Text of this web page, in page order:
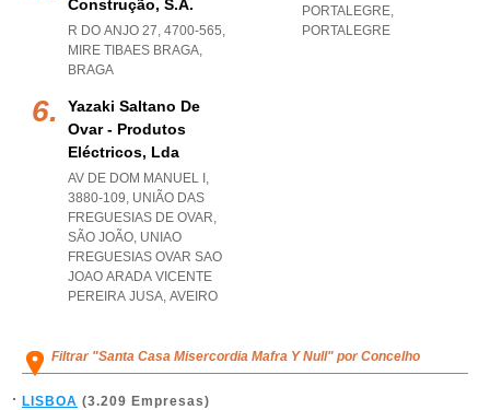
Construção, S.a.
R DO ANJO 27, 4700-565,
MIRE TIBAES BRAGA,
BRAGA
Yazaki Saltano De
Ovar - Produtos
Eléctricos, Lda
AV DE DOM MANUEL I,
3880-109, UNIÃO DAS
FREGUESIAS DE OVAR,
SÃO JOÃO, UNIAO
FREGUESIAS OVAR SAO
JOAO ARADA VICENTE
PEREIRA JUSA, AVEIRO
PORTALEGRE,
PORTALEGRE
Filtrar "Santa Casa Misercordia Mafra Y Null" por Concelho
LISBOA (3.209 Empresas)